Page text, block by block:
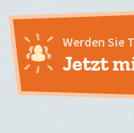
Werden Sie
Jetzt